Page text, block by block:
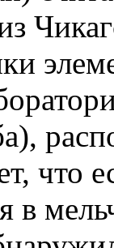
что
в